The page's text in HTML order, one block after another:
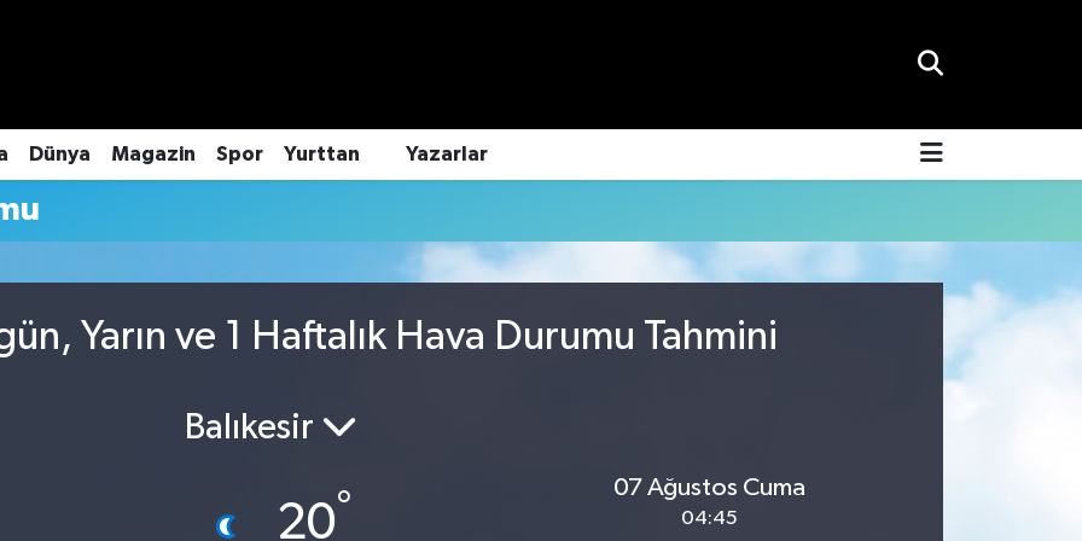
Dünya Magazin Spor Yurttan Yazarlar
Yarın ve 1 Haftalık Hava Durumu Tahmini
Balıkesir
20°
07 Ağustos Cuma
04:45